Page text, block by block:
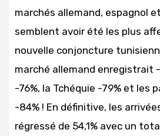
marchés allemand, espagnol
semblent avoir été les plus
nouvelle conjoncture
marché allemand enregistrait -
-76%, la Tchéquie -79% et les
-84% ! En définitive, les
régressé de 54,1% avec un